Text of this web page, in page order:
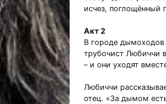
исчез,
Акт 2
В городе дымоходов
трубочист Любиччи
– и они уходят
Любиччи
отец. «За дымом